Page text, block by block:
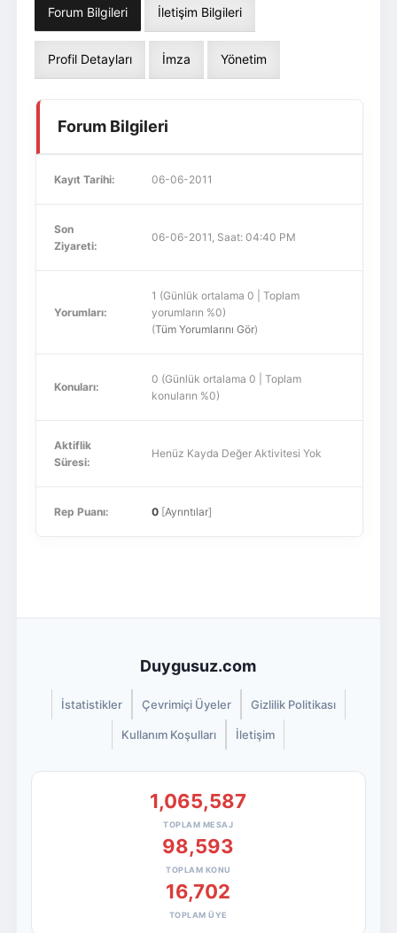
Forum Bilgileri İletişim Bilgileri
Profil Detayları İmza Yönetim
Forum Bilgileri
Kayıt Tarihi: 06-06-2011
Son
Ziyareti:
06-06-2011, Saat: 04:40 PM
Yorumları:
1 (Günlük ortalama 0 | Toplam
yorumların %0)
(Tüm Yorumlarını Gör)
Konuları:
0 (Günlük ortalama 0 | Toplam
konuların %0)
Aktiflik
Süresi:
Henüz Kayda Değer Aktivitesi Yok
Rep Puanı: 0[Ayrıntılar]
Duygusuz.com
İstatistikler Çevrimiçi Üyeler Gizlilik Politikası
Kullanım Koşulları İletişim
1,065,587
TOPLAM MESAJ
98,593
TOPLAM KONU
16,702
TOPLAM ÜYE